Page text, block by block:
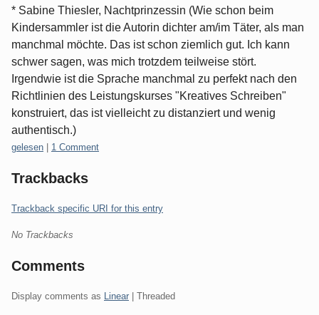
* Sabine Thiesler, Nachtprinzessin (Wie schon beim
Kindersammler ist die Autorin dichter am/im Täter, als man
manchmal möchte. Das ist schon ziemlich gut. Ich kann
schwer sagen, was mich trotzdem teilweise stört.
Irgendwie ist die Sprache manchmal zu perfekt nach den
Richtlinien des Leistungskurses "Kreatives Schreiben"
konstruiert, das ist vielleicht zu distanziert und wenig
authentisch.)
Categories:
gelesen 1 Comment
Trackbacks
Trackback specific URI for this entry
No Trackbacks
Comments
Display comments as Linear | Threaded